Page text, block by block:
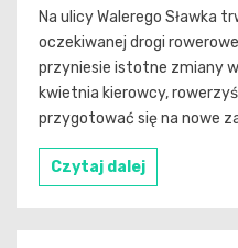
Na ulicy Walerego Sławka
oczekiwanej drogi
przyniesie istotne zmiany
kwietnia kierowcy,
przygotować się na nowe
Czytaj dalej